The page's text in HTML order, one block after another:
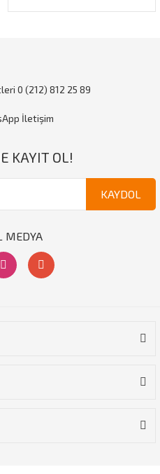
0 (212) 812 25 89
İletişim
KAYIT OL!
KAYDOL
MEDYA